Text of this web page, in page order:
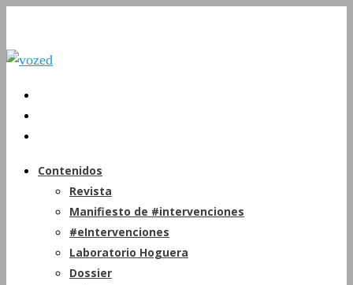
Contenidos
Revista
Manifiesto de #intervenciones
#eIntervenciones
Laboratorio Hoguera
Dossier